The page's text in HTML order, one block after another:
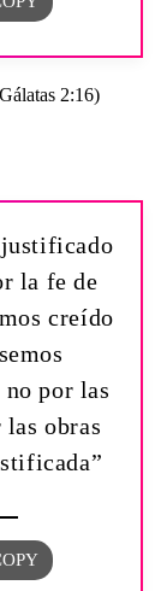
justificado
la fe de
creído
por las
obras